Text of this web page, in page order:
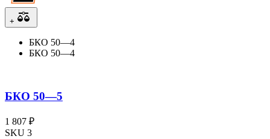
+
БКО 50—4
БКО 50—4
БКО 50—5
1 807 ₽
SKU 3